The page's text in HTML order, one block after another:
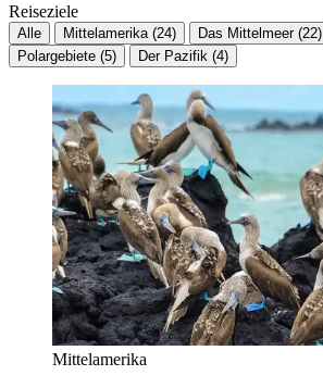
Reiseziele
Alle Mittelamerika (24) Das Mittelmeer (22)
Polargebiete (5)
Der Pazifik (4)
Mittelamerika